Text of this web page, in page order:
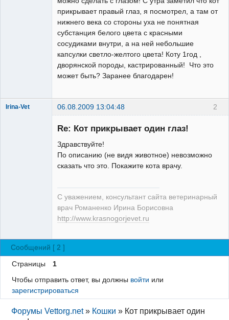
прикрывает правый глаз, я посмотрел, а там от
нижнего века со стороны уха не понятная
субстанция белого цвета с красными
сосудиками внутри, а на ней небольшие
капсулки светло-желтого цвета! Коту 1год ,
дворянской породы, кастрированный! Что это
может быть? Заранее благодарен!
2
Irina-Vet 06.08.2009 13:04:48
Re: Кот прикрывает один глаз!
Здравствуйте!
По описанию (не видя животное) невозможно
сказать что это. Покажите кота врачу.
С уважением, консультант сайта ветеринарный
врач Романенко Ирина Борисовна
http://www.krasnogorjevet.ru
Сообщений [ 2 ]
Страницы
1
Чтобы отправить ответ, вы должны войти или
зарегистрироваться
Форумы Vettorg.net » Кошки » Кот прикрывает один